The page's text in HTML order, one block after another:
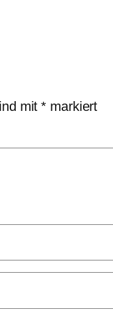
mit* markiert